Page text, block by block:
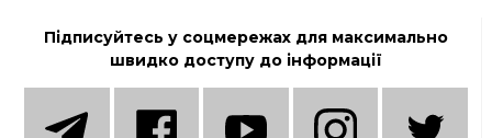
Підписуйтесь у соцмережах для максимально
швидко доступу до інформації